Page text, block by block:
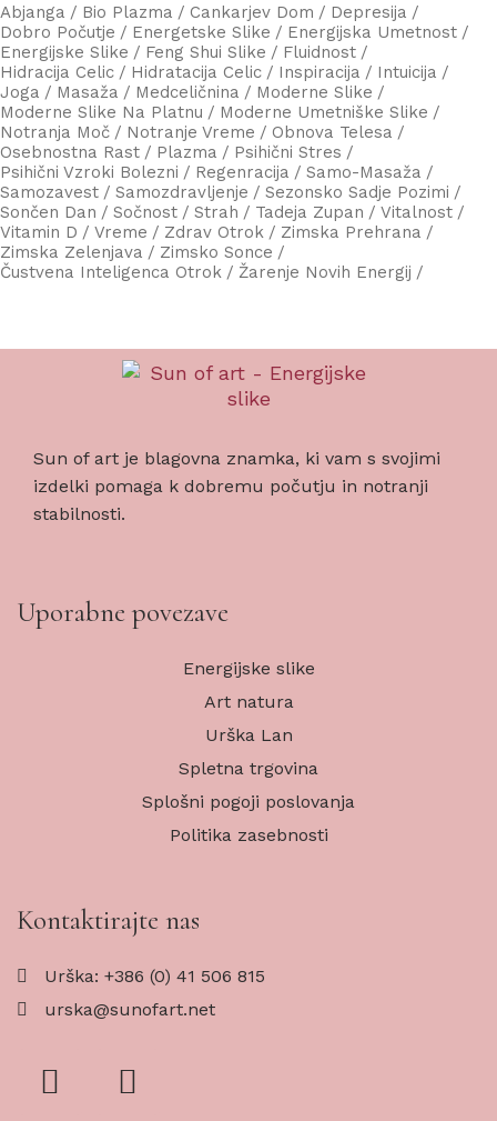
Abjanga Bio Plazma Cankarjev Dom
Depresija
Dobro Počutje
Energetske Slike
Energijska Umetnost
Energijske Slike
Feng Shui Slike
Fluidnost
Hidracija Celic
Hidratacija Celic Inspiracija
Intuicija
Joga
Masaža Medceličnina
Moderne Slike
Moderne Slike Na Platnu
Moderne Umetniške Slike
Notranja Moč
Notranje Vreme
Obnova Telesa
Osebnostna Rast
Plazma
Psihični Stres
Psihični Vzroki Bolezni
Regenracija
Samo-Masaža
Samozavest
Samozdravljenje
Sezonsko Sadje Pozimi
Sončen Dan
Sočnost Strah Tadeja Zupan
Vitalnost
Vitamin D
Vreme Zdrav Otrok
Zimska Prehrana
Zimska Zelenjava
Zimsko Sonce
Čustvena Inteligenca Otrok
Žarenje Novih Energij
Sun of art je blagovna znamka, ki vam s svojimi
izdelki pomaga k dobremu počutju in notranji
stabilnosti.
Uporabne povezave
Energijske slike
Art natura
Urška Lan
Spletna trgovina
Splošni pogoji poslovanja
Politika zasebnosti
Kontaktirajte nas
Urška: +386 (0) 41 506 815
urska@sunofart.net